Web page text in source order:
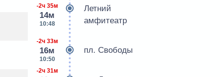
-2ч 35м
14м
10:48
Летний
амфитеатр
-2ч 33м
16м
10:50
пл. Свободы
-2ч 31м